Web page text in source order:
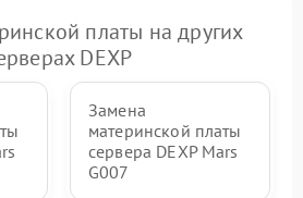
платы на других
DEXP
Замена
материнской платы
сервера DEXP Mars
G007